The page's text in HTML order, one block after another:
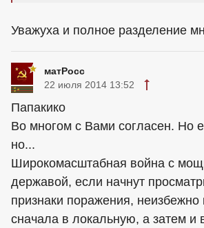
Уважуха и полное разделение
матРосс
22 июля 2014 13:52
Папакико
Во многом с Вами согласен. Но
но...
Широкомасштабная война с
державой, если начнут
признаки поражения, неизбежно
сначала в локальную, а затем и